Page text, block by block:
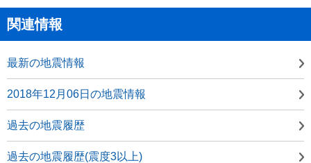
関連情報
最新の地震情報
2018年12月06日の地震情報
過去の地震履歴
過去の地震履歴(震度3以上)